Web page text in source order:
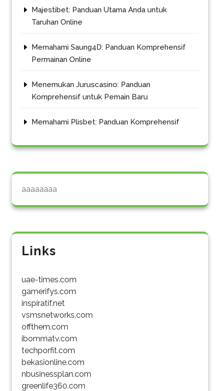
Majestibet: Panduan Utama Anda untuk
Taruhan Online
Memahami Saung4D: Panduan Komprehensif
Permainan Online
Menemukan Juruscasino: Panduan
Komprehensif untuk Pemain Baru
Memahami Plisbet: Panduan Komprehensif
aaaaaaaa
Links
uae-times.com
gamerifys.com
inspiratif.net
vsmsnetworks.com
offthem.com
ibommatv.com
techporfit.com
bekasionline.com
nbusinessplan.com
greenlife360.com